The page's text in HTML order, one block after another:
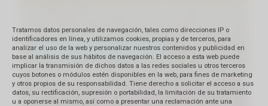
Tratamos datos personales de navegación, tales como direcciones IP o
identificadores en línea, y utilizamos cookies, propias y de terceros, para
analizar el uso de la web y personalizar nuestros contenidos y publicidad en
base al análisis de sus hábitos de navegación. El acceso a esta web puede
implicar la transmisión de dichos datos a las redes sociales u otros terceros
cuyos botones o módulos estén disponibles en la web, para fines de marketing
y otros propios de su responsabilidad. Tiene derecho a solicitar el acceso a sus
datos, su rectificación, supresión o portabilidad, la limitación de su tratamiento
u a oponerse al mismo, así como a presentar una reclamación ante una